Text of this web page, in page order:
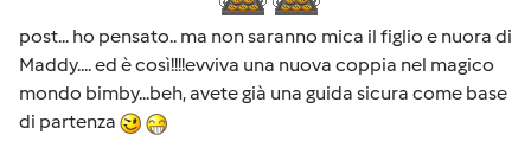
post... ho pensato.. ma non saranno mica il figlio e nuora di
Maddy.... ed è così!!!!evviva una nuova coppia nel magico
mondo bimby...beh, avete già una guida sicura come base
di partenza